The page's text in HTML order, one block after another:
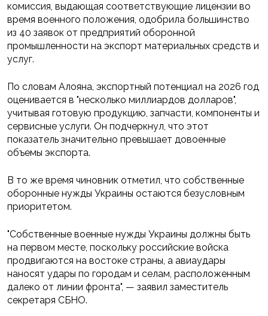
комиссия, выдающая соответствующие лицензии во
время военного положения, одобрила большинство
из 40 заявок от предприятий оборонной
промышленности на экспорт материальных средств и
услуг.
По словам Алояна, экспортный потенциал на 2026 год
оценивается в "несколько миллиардов долларов",
учитывая готовую продукцию, запчасти, компоненты и
сервисные услуги. Он подчеркнул, что этот
показатель значительно превышает довоенные
объемы экспорта.
В то же время чиновник отметил, что собственные
оборонные нужды Украины остаются безусловным
приоритетом.
"Собственные военные нужды Украины должны быть
на первом месте, поскольку российские войска
продвигаются на востоке страны, а авиаудары
наносят удары по городам и селам, расположенным
далеко от линии фронта", — заявил заместитель
секретаря СБНО.